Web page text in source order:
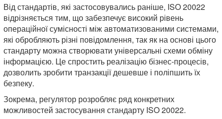
Від стандартів, які застосовувались раніше, ISO 20022
відрізняється тим, що забезпечує високий рівень
операційної сумісності між автоматизованими системами,
які обробляють різні повідомлення, так як на основі цього
стандарту можна створювати універсальні схеми обміну
інформацією. Це спростить реалізацію бізнес-процесів,
дозволить зробити транзакції дешевше і поліпшить їх
безпеку.
Зокрема, регулятор розробляє ряд конкретних
можливостей застосування стандарту ISO 20022.